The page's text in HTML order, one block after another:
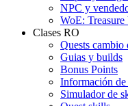
NPC y
WoE: Treasure
Clases RO
Quests cambio
Guias y builds
Bonus Points
Información
Simulador de